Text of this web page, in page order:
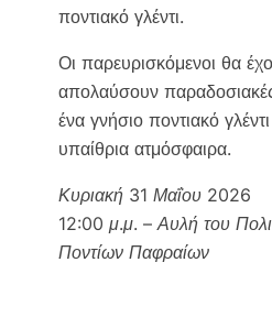
ποντιακό γλέντι.
Οι παρευρισκόμενοι θα
απολαύσουν
ένα γνήσιο ποντιακό
υπαίθρια ατμόσφαιρα.
Κυριακή 31 Μαΐου 2026
12:00 μ.μ. – Αυλή του
Ποντίων Παφραίων